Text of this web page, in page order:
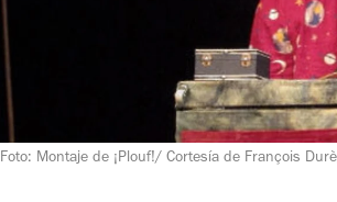
Foto: Montaje de ¡Plouf!/ Cortesía de François